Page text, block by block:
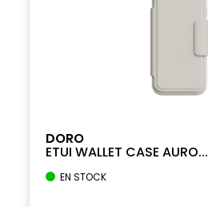
DORO
ETUI WALLET CASE AURO...
EN STOCK